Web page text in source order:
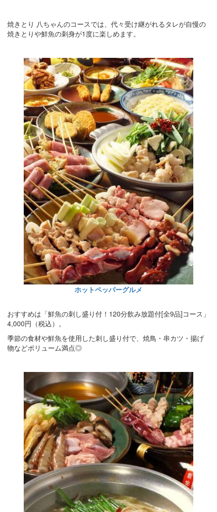
焼きとり 八ちゃんのコースでは、代々受け継がれるタレが自慢の
焼きとりや鮮魚の刺身が1度に楽しめます。
ホットペッパーグルメ
おすすめは「鮮魚の刺し盛り付！120分飲み放題付[全9品]コース」
4,000円（税込）。
季節の食材や鮮魚を使用した刺し盛り付で、焼鳥・串カツ・揚げ
物などボリューム満点◎